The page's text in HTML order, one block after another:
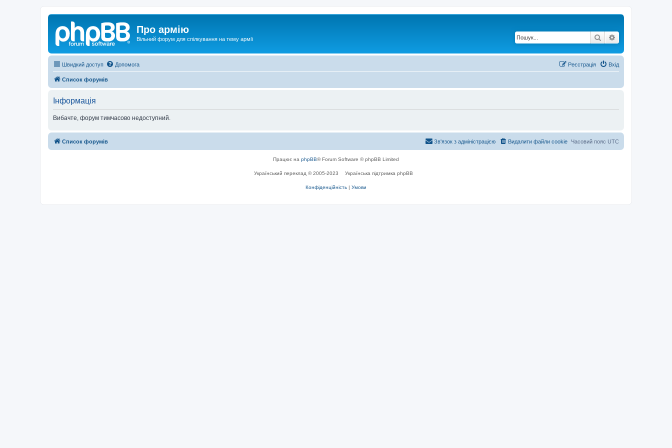
Про армію
Вільний форум для спілкування на тему армії Пошук
Швидкий доступ Допомога Вхід
Реєстрація
Список форумів
Інформація
Вибачте, форум тимчасово недоступний.
Список форумів Часовий пояс UTC
Видалити файли cookie
Зв'язок з адміністрацією
Працює на phpBB® Forum Software © phpBB Limited
Український переклад © 2005-2023 Українська підтримка phpBB
Конфіденційність | Умови